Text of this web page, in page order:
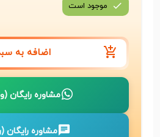
موجود است
اضافه به
مشاوره رایگان
مشاوره رایگان